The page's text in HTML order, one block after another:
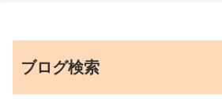
ブログ検索